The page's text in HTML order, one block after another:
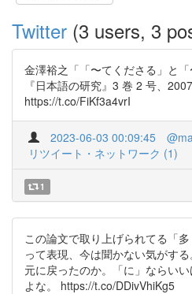
Twitter (3 users, 3
金澤裕之「「〜てくださる」と「
『日本語の研究』3 巻 2 号、2007
https://t.co/FiKf3a4vrI
2023-06-03 00:09:45
リツイート・ネットワーク (1)
1
この論文で取り上げられてる「
って表現、今は聞かない気がす
元に戻ったのか。「に」ならい
よな。 https://t.co/DDivVhiKg5